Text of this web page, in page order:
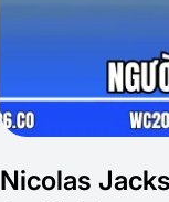
Nicolas